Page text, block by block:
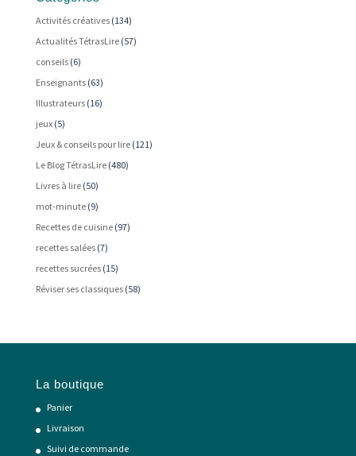
Activités créatives(134)
Actualités TétrasLire(57)
conseils(6)
Enseignants(63)
Illustrateurs(16)
jeux(5)
Jeux & conseils pour lire(121)
Le Blog TétrasLire(480)
Livres à lire(50)
mot-minute(9)
Recettes de cuisine(97)
recettes salées(7)
recettes sucrées(15)
Réviser ses classiques(58)
La boutique
Panier
Livraison
Suivi de commande